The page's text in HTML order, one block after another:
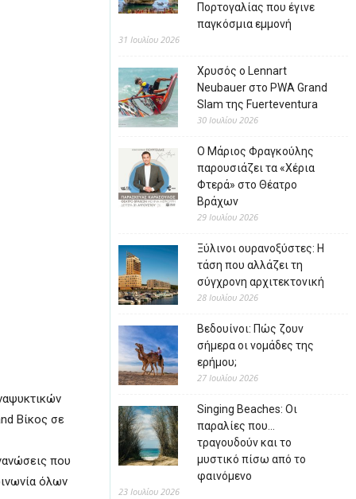
Βίκος σε
που
όλων
Πορτογαλίας που έγινε
παγκόσμια εμμονή
31 Ιουλίου 2026
Χρυσός ο Lennart
Neubauer στο PWA Grand
Slam της Fuerteventura
30 Ιουλίου 2026
Ο Μάριος Φραγκούλης
παρουσιάζει τα «Χέρια
Φτερά» στο Θέατρο
Βράχων
29 Ιουλίου 2026
Ξύλινοι ουρανοξύστες: Η
τάση που αλλάζει τη
σύγχρονη αρχιτεκτονική
28 Ιουλίου 2026
Βεδουίνοι: Πώς ζουν
σήμερα οι νομάδες της
ερήμου;
27 Ιουλίου 2026
Singing Beaches: Οι
παραλίες που…
τραγουδούν και το
μυστικό πίσω από το
φαινόμενο
23 Ιουλίου 2026